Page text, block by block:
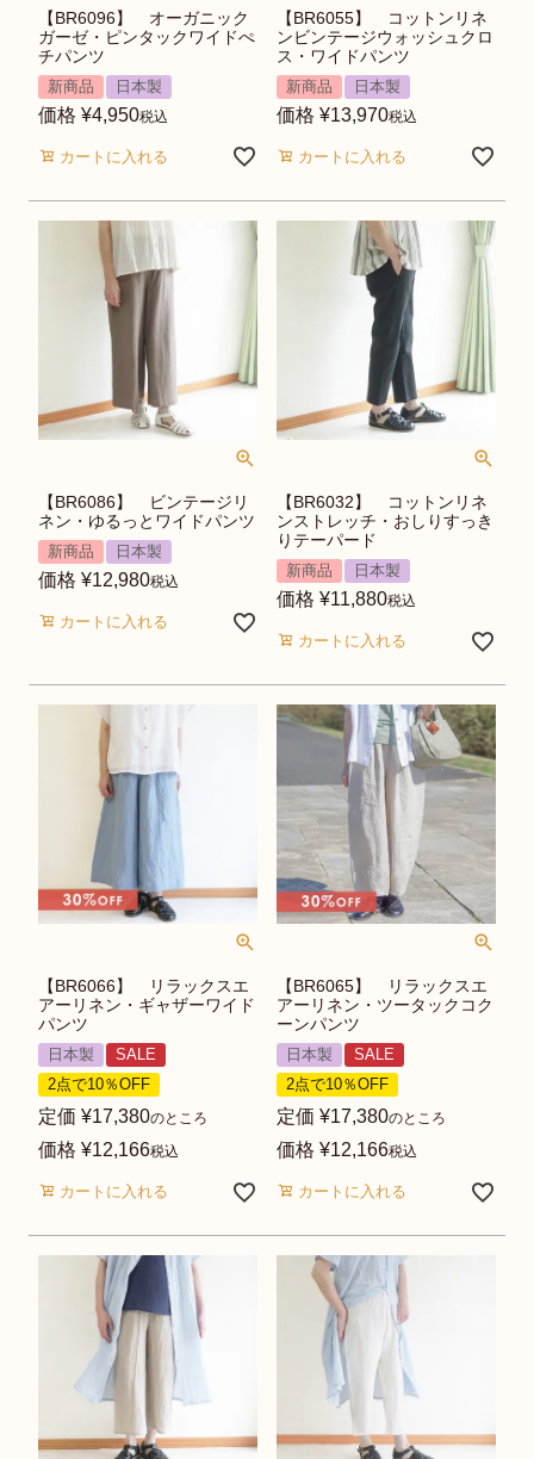
【BR6096】 オーガニック
ガーゼ・ピンタックワイドぺ
チパンツ
新商品 日本製
価格 ¥4,950税込
カートに入れる
【BR6055】 コットンリネ
ンビンテージウォッシュクロ
ス・ワイドパンツ
新商品 日本製
価格 ¥13,970税込
カートに入れる
【BR6086】 ビンテージリ
ネン・ゆるっとワイドパンツ
新商品 日本製
価格 ¥12,980税込
カートに入れる
【BR6032】 コットンリネ
ンストレッチ・おしりすっき
りテーパード
新商品 日本製
価格 ¥11,880税込
カートに入れる
【BR6066】 リラックスエ
アーリネン・ギャザーワイド
パンツ
日本製
SALE
2点で10％OFF
定価 ¥17,380のところ
価格 ¥12,166税込
カートに入れる
【BR6065】 リラックスエ
アーリネン・ツータックコク
ーンパンツ
日本製
SALE
2点で10％OFF
定価 ¥17,380のところ
価格 ¥12,166税込
カートに入れる